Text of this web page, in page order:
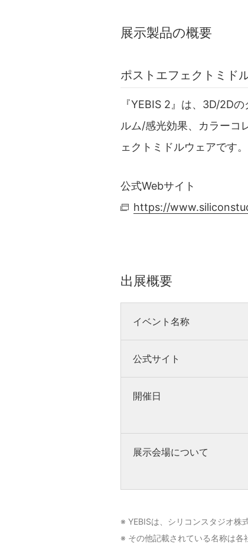
展示製品の概要
ポストエフェクトミド
『YEBIS 2』は、3D/2D
ルム/感光効果、カラーコ
ェクトミドルウェアです。
公式Webサイト
https://
出展概要
イベント名称
公式サイト
開催日
展示会場について
※ YEBISは、シリコンスタジオ株
※ その他記載されている名称は各